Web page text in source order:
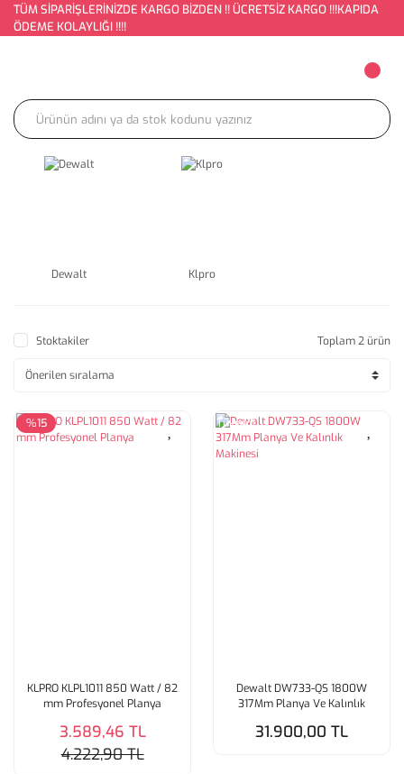
TÜM SİPARİŞLERİNİZDE KARGO BİZDEN !! ÜCRETSİZ KARGO !!!KAPIDA
ÖDEME KOLAYLIĞI !!!!
Dewalt Klpro
Stoktakiler Toplam 2 ürün
%15
KLPRO KLPL1011 850 Watt / 82
mm Profesyonel Planya
3.589,46 TL
4.222,90 TL
Tükendi
Dewalt DW733-QS 1800W
317Mm Planya Ve Kalınlık
31.900,00 TL